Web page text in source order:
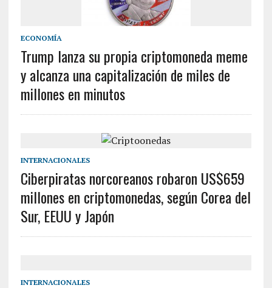
ECONOMÍA
Trump lanza su propia criptomoneda meme
y alcanza una capitalización de miles de
millones en minutos
INTERNACIONALES
Ciberpiratas norcoreanos robaron US$659
millones en criptomonedas, según Corea del
Sur, EEUU y Japón
INTERNACIONALES